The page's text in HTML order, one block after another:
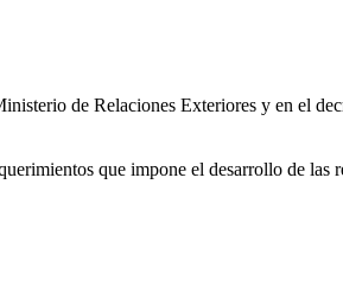
de Relaciones Exteriores y en el
que impone el desarrollo de las